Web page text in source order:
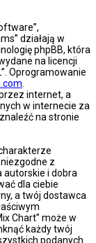
działają w
phpBB, która
na licencji
Oprogramowanie
internet, a
w internecie za
na stronie
z
i dobra
dla ciebie
a twój dostawca
Chart” może w
każdy twój
podanych